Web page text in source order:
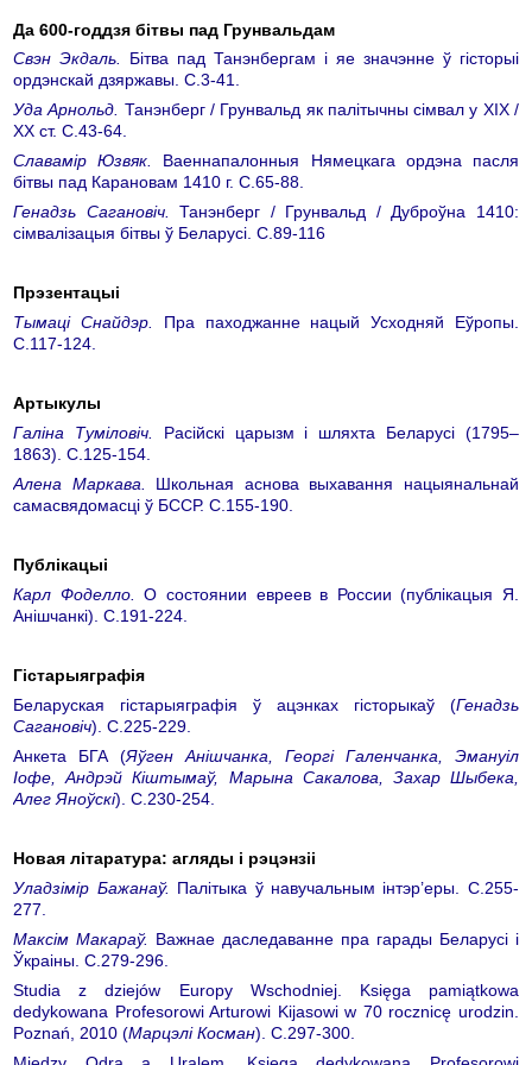
Да 600-годдзя бітвы пад Грунвальдам
Свэн Экдаль.
Бітва пад Танэнбергам і яе значэнне ў гісторыі
ордэнскай дзяржавы. С.3-41.
Уда Арнольд. Танэнберг / Грунвальд як палітычны сімвал у ХІХ /
ХХ ст. С.43-64.
Cлавамір Юзвяк.
Ваеннапалонныя Нямецкага ордэна пасля
бітвы пад Карановам 1410 г. С.65-88.
Генадзь Сагановіч.
Танэнберг / Грунвальд / Дуброўна 1410:
сімвалізацыя бітвы ў Беларусі. С.89-116
Прэзентацыі
Тымаці Снайдэр.
Пра паходжанне нацый Усходняй Еўропы.
С.117-124.
Артыкулы
Галіна Туміловіч. Расійскі царызм і шляхта Беларусі (1795–
1863). С.125-154.
Алена Маркава.
Школьная аснова выхавання нацыянальнай
самасвядомасці ў БССР. С.155-190.
Публікацыі
Карл Фоделло.О состоянии евреев в России (публікацыя Я.
Анішчанкі). С.191-224.
Гістарыяграфія
Беларуская гістарыяграфія ў ацэнках гісторыкаў (Генадзь
Сагановіч). С.225-229.
Анкета БГА (Яўген Анішчанка, Георгі Галенчанка, Эмануіл
Іофе, Андрэй Кіштымаў, Марына Сакалова, Захар Шыбека,
Алег Яноўскі). С.230-254.
Новая літаратура: агляды і рэцэнзіі
Уладзімір Бажанаў. Палітыка ў навучальным інтэр’еры. С.255-
277.
Максім Макараў. Важнае даследаванне пра гарады Беларусі і
Ўкраіны. С.279-296.
Studia z dziejów Europy Wschodniej. Księga pamiątkowa
dedykowana Profesorowi Arturowi Kijasowi w 70 rocznicę urodzin.
Poznań, 2010 (Марцэлі Косман). С.297-300.